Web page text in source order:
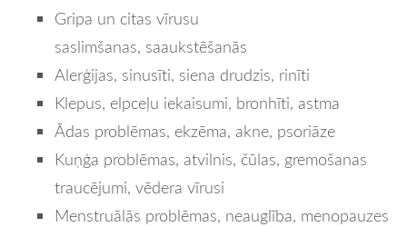
Gripa un citas vīrusu
saslimšanas, saaukstēšanās
Alerģijas, sinusīti, siena drudzis, rinīti
Klepus, elpceļu iekaisumi, bronhīti, astma
Ādas problēmas, ekzēma, akne, psoriāze
Kuņģa problēmas, atvilnis, čūlas, gremošanas
traucējumi, vēdera vīrusi
Menstruālās problēmas, neauglība, menopauzes